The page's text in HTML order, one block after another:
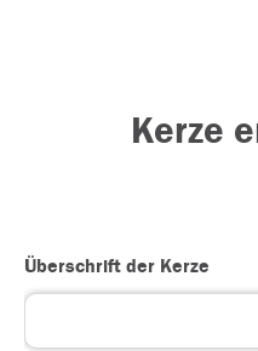
Kerze
Überschrift der Kerze